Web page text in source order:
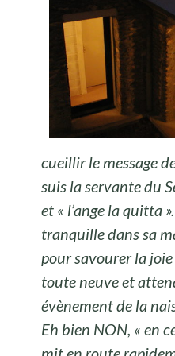
cueillir le message
suis la servante du
et « l’ange la quitta
tranquille dans sa
pour savourer la
toute neuve et
évènement de la
Eh bien NON, « en